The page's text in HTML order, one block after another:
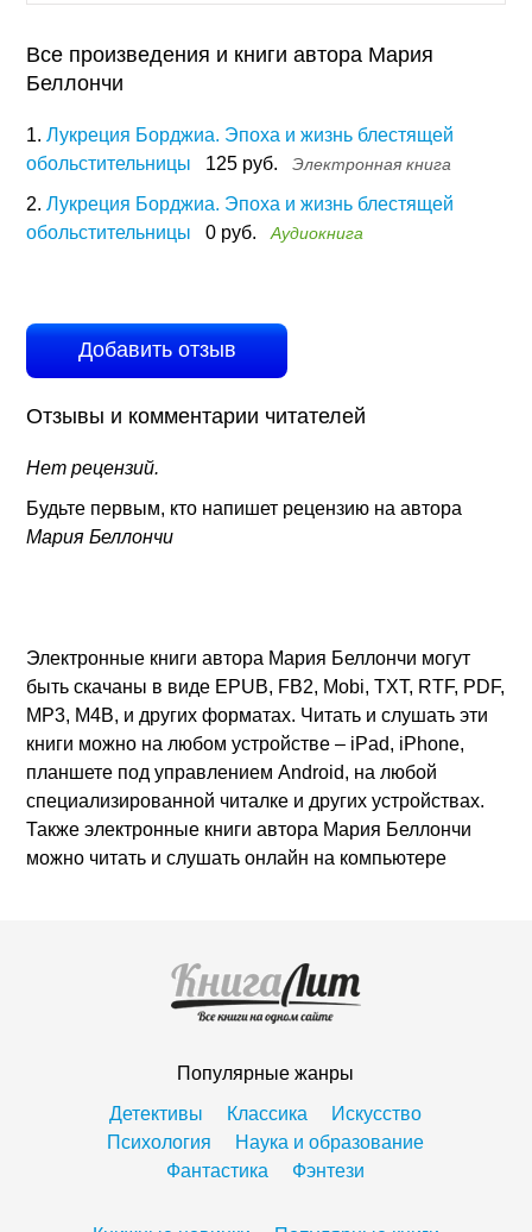
Все произведения и книги автора Мария
Беллончи
1. Лукреция Борджиа. Эпоха и жизнь блестящей
обольстительницы
125 руб. Электронная книга
2. Лукреция Борджиа. Эпоха и жизнь блестящей
обольстительницы
0 руб. Аудиокнига
Добавить отзыв
Отзывы и комментарии читателей
Нет рецензий.
Будьте первым, кто напишет рецензию на автора
Мария Беллончи
Электронные книги автора Мария Беллончи могут
быть скачаны в виде EPUB, FB2, Mobi, TXT, RTF, PDF,
MP3, M4B, и других форматах. Читать и слушать эти
книги можно на любом устройстве – iPad, iPhone,
планшете под управлением Android, на любой
специализированной читалке и других устройствах.
Также электронные книги автора Мария Беллончи
можно читать и слушать онлайн на компьютере
Популярные жанры
Детективы
Классика
Искусство
Психология
Наука и образование
Фантастика
Фэнтези